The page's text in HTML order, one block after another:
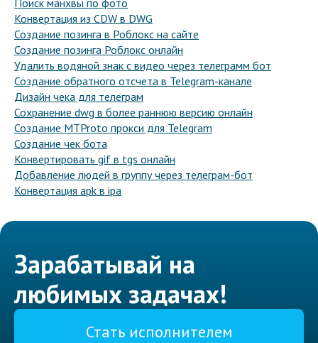
Поиск манхвы по фото
Конвертация из CDW в DWG
Создание позинга в Роблокс на сайте
Создание позинга Роблокс онлайн
Удалить водяной знак с видео через телеграмм бот
Создание обратного отсчета в Telegram-канале
Дизайн чека для телеграм
Сохранение dwg в более раннюю версию онлайн
Создание MTProto прокси для Telegram
Создание чек бота
Конвертировать gif в tgs онлайн
Добавление людей в группу через телеграм-бот
Конвертация apk в ipa
Зарабатывай на
любимых задачах!
Стать исполнителем